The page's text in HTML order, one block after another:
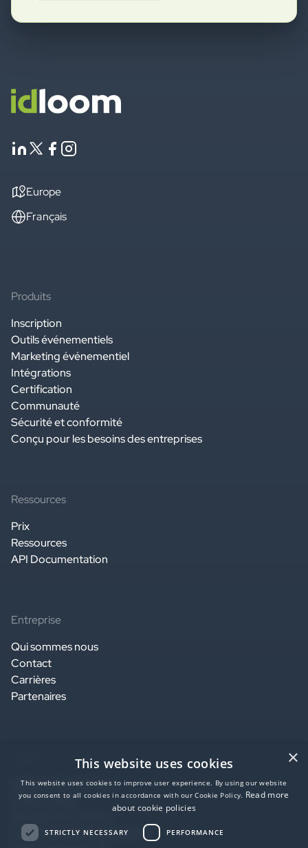
Europe
Français
Produits
Inscription
Outils événementiels
Marketing événementiel
Intégrations
Certification
Communauté
Sécurité et conformité
Conçu pour les besoins des entreprises
Ressources
Prix
Ressources
API Documentation
Entreprise
Qui sommes nous
Contact
Carrières
Partenaires
Website terms of use
Privacy notice
Data Processing Agreement
×
This website uses cookies
This website uses cookies to improve user experience. By using our website
you consent to all cookies in accordance with our Cookie Policy. Read more
about cookie policies
STRICTLY NECESSARY PERFORMANCE